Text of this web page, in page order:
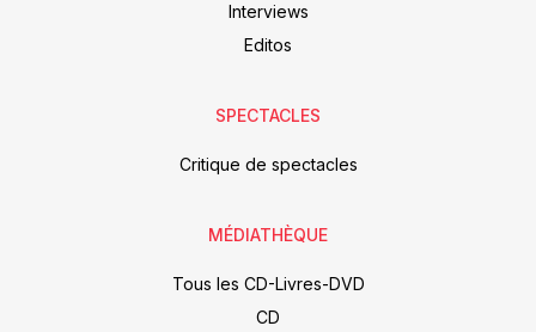
Interviews
Editos
SPECTACLES
Critique de spectacles
MÉDIATHÈQUE
Tous les CD-Livres-DVD
CD